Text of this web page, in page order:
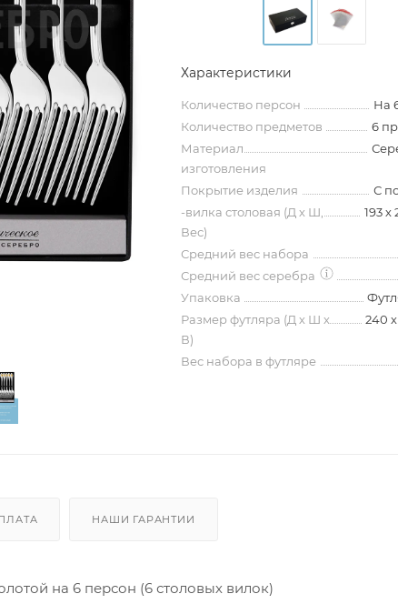
Характеристики
Количество персон
На
Количество предметов
6
Материал
изготовления
Покрытие изделия
С
-вилка столовая (Д х Ш,
Вес)
193 х
Средний вес набора
Средний вес серебра
Упаковка
Размер футляра (Д х Ш х
В)
240
Вес набора в футляре
НАШИ ГАРАНТИИ
на 6 персон (6 столовых вилок)